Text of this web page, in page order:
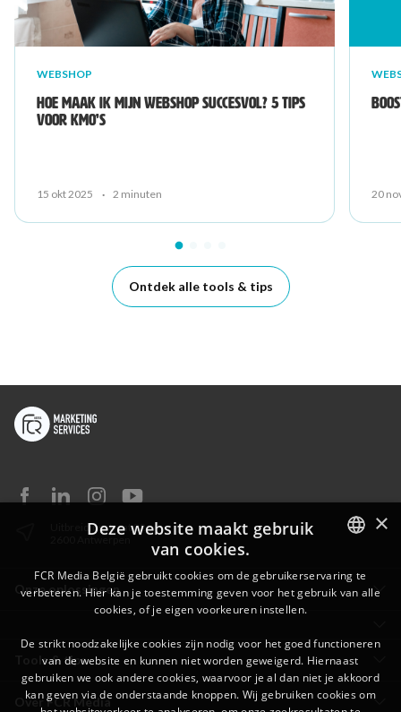
WEBSHOP
Hoe maak ik mijn webshop succesvol? 5 tips
voor kmo’s
15 okt 2025 · 2 minuten 20
Ontdek alle tools & tips
Onze oplossingen
Tools & tips
Over FCR Media
Uitbreidingstraat 82
2600 Antwerpen
DUTCH
×
Deze website maakt gebruik
van cookies.
FCR Media België gebruikt cookies om de gebruikerservaring te
verbeteren. Hier kan je toestemming geven voor het gebruik van alle
cookies, of je eigen voorkeuren instellen.
De strikt noodzakelijke cookies zijn nodig voor het goed functioneren
van de website en kunnen niet worden geweigerd. Hiernaast
gebruiken we ook andere cookies, waarvoor je al dan niet je akkoord
kan geven via de onderstaande knoppen. Wij gebruiken cookies om